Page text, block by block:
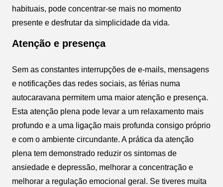
habituais, pode concentrar-se mais no momento
presente e desfrutar da simplicidade da vida.
Atenção e presença
Sem as constantes interrupções de e-mails, mensagens
e notificações das redes sociais, as férias numa
autocaravana permitem uma maior atenção e presença.
Esta atenção plena pode levar a um relaxamento mais
profundo e a uma ligação mais profunda consigo próprio
e com o ambiente circundante. A prática da atenção
plena tem demonstrado reduzir os sintomas de
ansiedade e depressão, melhorar a concentração e
melhorar a regulação emocional geral. Se tiveres muita